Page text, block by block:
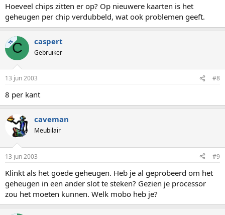
Hoeveel chips zitten er op? Op nieuwere kaarten is het
geheugen per chip verdubbeld, wat ook problemen geeft.
TSC caspert
Gebruiker
13 jun 2003 #8
8 per kant
caveman
Meubilair
13 jun 2003 #9
Klinkt als het goede geheugen. Heb je al geprobeerd om het
geheugen in een ander slot te steken? Gezien je processor
zou het moeten kunnen. Welk mobo heb je?